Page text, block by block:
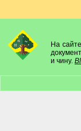
На
и чину.